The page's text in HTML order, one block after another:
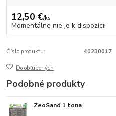
12,50 €/ks
Momentálne nie je k dispozícii
Číslo produktu: 40230017
Do obľúbených
Podobné produkty
ZeoSand 1 tona